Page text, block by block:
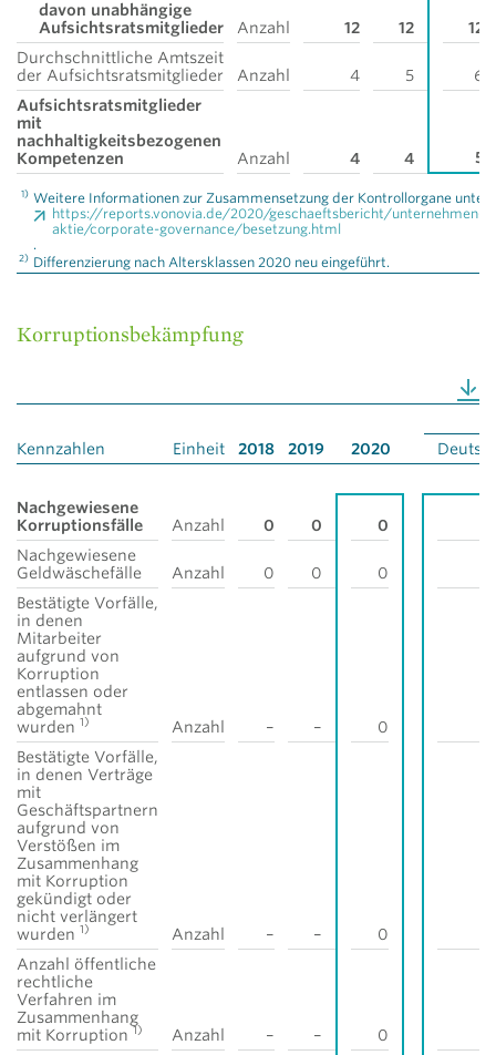
davon unabhängige
Aufsichtsratsmitglieder
Anzahl 12 12
12
Durchschnittliche Amtszeit
der Aufsichtsratsmitglieder
Anzahl 4 5
6
Aufsichtsratsmitglieder
mit
nachhaltigkeitsbezogenen
Kompetenzen
Anzahl 4 4 5
1) Weitere Informationen zur Zusammensetzung der Kontrollorgane unter:
https://reports.vonovia.de/2020/geschaeftsbericht/unternehmen-
aktie/corporate-governance/besetzung.html
.
2) Differenzierung nach Altersklassen 2020 neu eingeführt.
Korruptionsbekämpfung
Kennzahlen Einheit 2018 2019 2020
Nachgewiesene
Korruptionsfälle
Anzahl 0 0
0
Nachgewiesene
Geldwäschefälle
Anzahl 0 0
0
Bestätigte Vorfälle,
in denen
Mitarbeiter
aufgrund von
Korruption
entlassen oder
abgemahnt
wurden 1) Anzahl – –
0
Bestätigte Vorfälle,
in denen Verträge
mit
Geschäftspartnern
aufgrund von
Verstößen im
Zusammenhang
mit Korruption
gekündigt oder
nicht verlängert
wurden 1) Anzahl – –
0
Anzahl öffentliche
rechtliche
Verfahren im
Zusammenhang
mit Korruption 1) Anzahl – –
0